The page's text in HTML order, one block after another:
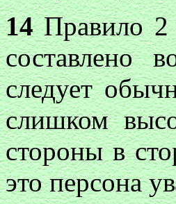
14Правило 2
составлено
следует
слишком
стороны в
это персона